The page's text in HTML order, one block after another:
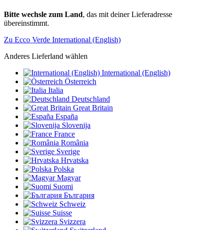
Bitte wechsle zum Land, das mit deiner Lieferadresse
übereinstimmt.
Zu Ecco Verde International (English)
Anderes Lieferland wählen
International (English)
Österreich
Italia
Deutschland
Great Britain
España
Slovenija
France
România
Sverige
Hrvatska
Polska
Magyar
Suomi
България
Schweiz
Suisse
Svizzera